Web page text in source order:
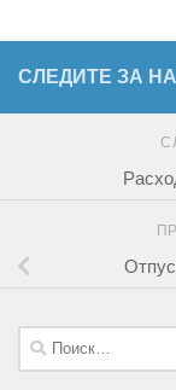
СЛЕДИТЕ ЗА
Найти: